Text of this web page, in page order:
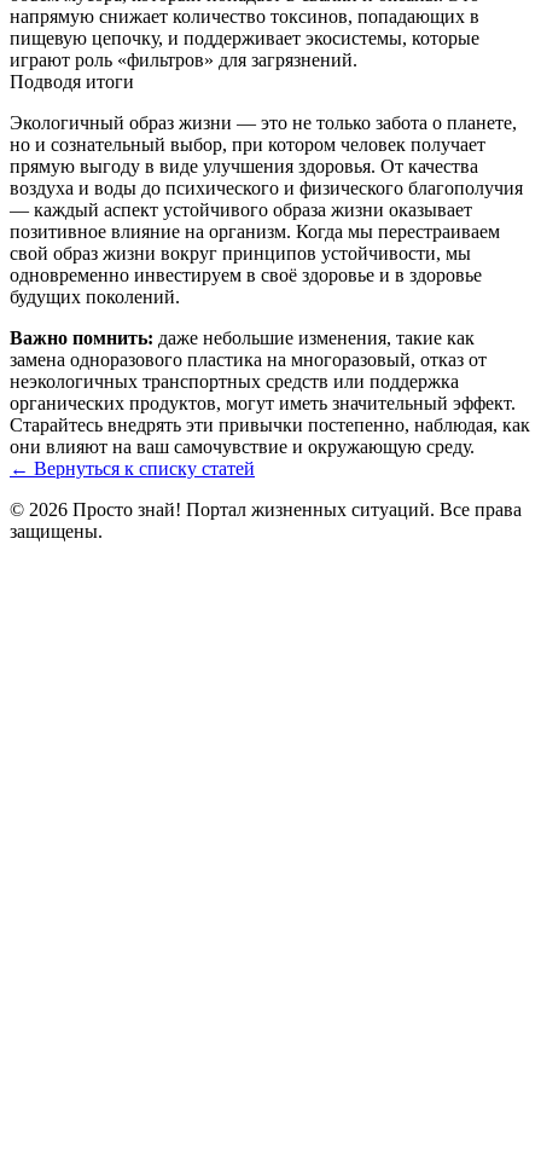
напрямую снижает количество токсинов, попадающих в
пищевую цепочку, и поддерживает экосистемы, которые
играют роль «фильтров» для загрязнений.
Подводя итоги
Экологичный образ жизни — это не только забота о планете,
но и сознательный выбор, при котором человек получает
прямую выгоду в виде улучшения здоровья. От качества
воздуха и воды до психического и физического благополучия
— каждый аспект устойчивого образа жизни оказывает
позитивное влияние на организм. Когда мы перестраиваем
свой образ жизни вокруг принципов устойчивости, мы
одновременно инвестируем в своё здоровье и в здоровье
будущих поколений.
Важно помнить: даже небольшие изменения, такие как
замена одноразового пластика на многоразовый, отказ от
неэкологичных транспортных средств или поддержка
органических продуктов, могут иметь значительный эффект.
Старайтесь внедрять эти привычки постепенно, наблюдая, как
они влияют на ваш самочувствие и окружающую среду.
← Вернуться к списку статей
© 2026 Просто знай! Портал жизненных ситуаций. Все права
защищены.